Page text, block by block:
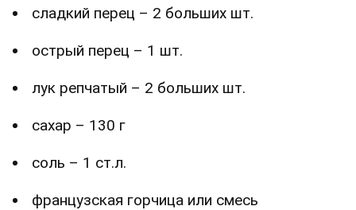
сладкий перец – 2 больших шт.
острый перец – 1 шт.
лук репчатый – 2 больших шт.
сахар – 130 г
соль – 1 ст.л.
французская горчица или смесь